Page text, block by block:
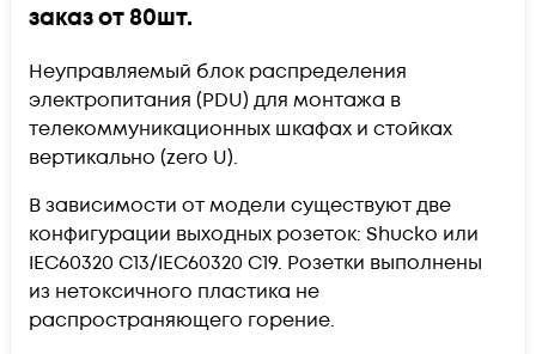
заказ от 80шт.
Неуправляемый блок распределения
электропитания (PDU) для монтажа в
телекоммуникационных шкафах и стойках
вертикально (zero U).
В зависимости от модели существуют две
конфигурации выходных розеток: Shucko или
IEC60320 C13/IEC60320 C19. Розетки выполнены
из нетоксичного пластика не
распространяющего горение.